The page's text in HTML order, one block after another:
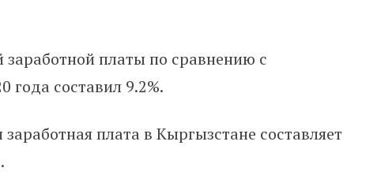
заработной платы по сравнению с
года составил 9.2%.
заработная плата в Кыргызстане составляет